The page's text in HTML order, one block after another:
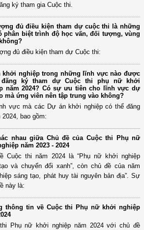
ký tham gia Cuộc thi.
đủ điều kiện tham dự cuộc thi là những
phân biệt trình độ học vấn, đối tượng, vùng
đủ điều kiện tham dự Cuộc thi:
khởi nghiệp trong những lĩnh vực nào được
đăng ký tham dự Cuộc thi phụ nữ khởi
năm 2024? Có sự ưu tiên cho lĩnh vực dự
mà ứng viên nên tập trung vào không?
vực mà các Dự án khởi nghiệp có thể đăng
bao gồm:
nhau giữa Chủ đề của Cuộc thi Phụ nữ
năm 2023 - 2024
Cuộc thi năm 2024 là “Phụ nữ khởi nghiệp
và chuyển đổi xanh”, còn chủ đề của năm
sáng tạo, phát huy tài nguyên bản địa”. Sự
này là:
thông tin về Cuộc thi Phụ nữ khởi nghiệp
Phụ nữ khởi nghiệp năm 2024 với chủ đề